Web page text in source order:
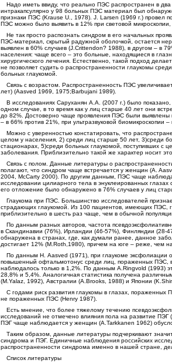
Надо иметь ввиду, что реально ПЭС распространен в
интракапсулярно у 98 больных ПЭС материал был
признаки ПЭС (Krause U., 1978). J. Larsen (1969 г.) провел
ПЭС можно было выявить в 12% при световой
Не так просто распознать синдром в его начальных
ПЭС-материал, скрытый радужной оболочкой, остается
выявлен в 60% случаев (J.Crittendon? 1988), в другом – в
населения: чаще всего – это больные, находящиеся в
хирургического лечения. Естественно, такой подход
не позволяет судить о распространенности глаукомы
больных глаукомой.
Связь с возрастом. Распространенность ПЭС
лет) (Aasved 1969, 1975;Barbujani 1989).
В исследованиях Саруханян А.А. (2007 г.) было
одном случае, в то время как у лиц старше 40 лет они
до 82%. Достоверно чаще проявления ПЭС были выявлены
– в 66% против 21%, при ультразвуковой биомикроскопии –
Можно с уверенностью констатировать, что
целом у населения, 2) среди лиц старше 50 лет, 3)среди
стационарах, 5)среди больных глаукомой, поступивших с
заболевания. Приблизительно такой же характер носит
Связь с полом. Данные литературы о
полагают, что синдром чаще встречается у женщин (A.
2004, McCarty 2000). По другим данным, ПЭС чаще
исследовании цилиарного тела в энуклеированных
его отложение было обнаружено в 76% случаев у лиц
Глаукома при ПЭС. Большинство исследователей
страдающих глаукомой. Из 100 пациентов, имеющих ПЭС,
приблизительно в шесть раз чаще, чем в обычной
По данным разных авторов, частота
в Скандинавии (76%), Ирландии (46-57%), Финляндии
обнаружена в странах, где, как думали ранее, данное
достигает 12% (M.Roth,1980), причем на юге – реже, чем
По данным Н. Aasved (1971), при глаукоме эксфолиации
повышенный офтальмотонус среди лиц, пораженных ПЭС,
наблюдалось только в 1,2%. По данным А.Ringvold (1993)
28,8% и 5,4%. Аналогичная статистика получена
(M.Yalaz, 1992), Австралии (A.Brooks, 1988) и Японии
С годами риск развития глаукомы в глазах,
не пораженных ПЭС (Henry 1987).
Есть мнение, что более тяжелому течению
исследований не отмечено влияния пола на развитие
ПЭГ чаще наблюдается у женщин (A.Tarkkanen 1962)
Таким образом, данные литературы подчеркивают
синдрома и ПЭГ. Единичные наблюдения российских
распространенности синдрома именно в нашей стране,
Список литературы